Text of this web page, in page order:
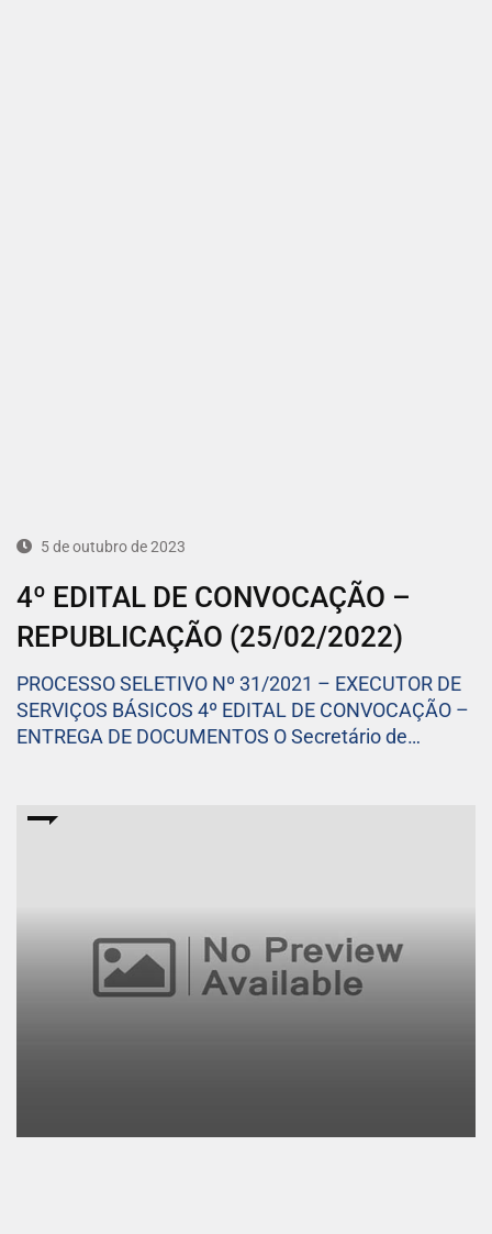
5 de outubro de 2023
4º EDITAL DE CONVOCAÇÃO –
REPUBLICAÇÃO (25/02/2022)
PROCESSO SELETIVO Nº 31/2021 – EXECUTOR DE
SERVIÇOS BÁSICOS 4º EDITAL DE CONVOCAÇÃO –
ENTREGA DE DOCUMENTOS O Secretário de…